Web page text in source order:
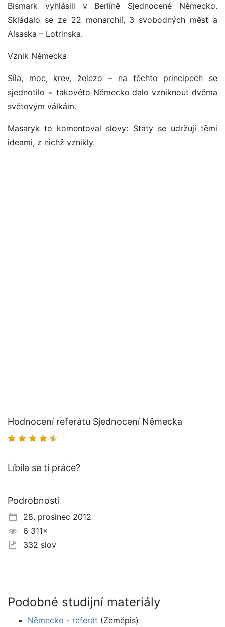
Bismark vyhlásili v Berlíně Sjednocené Německo.
Skládalo se ze 22 monarchií, 3 svobodných měst a
Alsaska – Lotrinska.
Vznik Německa
Síla, moc, krev, železo – na těchto principech se
sjednotilo = takovéto Německo dalo vzniknout dvěma
světovým válkám.
Masaryk to komentoval slovy: Státy se udržují těmi
ideami, z nichž vznikly.
Hodnocení referátu Sjednocení Německa
Líbila se ti práce?
Podrobnosti
28. prosinec 2012
6 311×
332 slov
Podobné studijní materiály
Německo - referát (Zeměpis)